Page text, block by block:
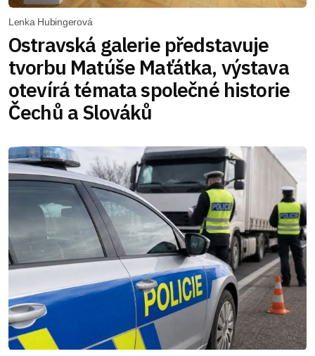
Lenka Hubingerová
Ostravská galerie představuje
tvorbu Matúše Maťátka, výstava
otevírá témata společné historie
Čechů a Slováků